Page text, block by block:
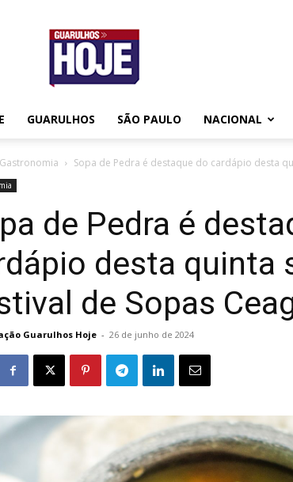
Guarulhos
Hoje
GUARULHOS SÃO PAULO NACIONAL
Gastronomia Sopa de Pedra é destaque do cardápio desta
de Pedra é
desta quinta
de Sopas
Guarulhos Hoje - 26 de junho de 2024